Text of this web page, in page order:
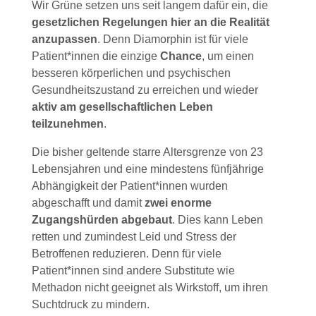
Wir Grüne setzen uns seit langem dafür ein, die
gesetzlichen Regelungen hier an die Realität
anzupassen. Denn Diamorphin ist für viele
Patient*innen die einzige Chance, um einen
besseren körperlichen und psychischen
Gesundheitszustand zu erreichen und wieder
aktiv am gesellschaftlichen Leben
teilzunehmen.
Die bisher geltende starre Altersgrenze von 23
Lebensjahren und eine mindestens fünfjährige
Abhängigkeit der Patient*innen wurden
abgeschafft und damitzwei enorme
Zugangshürden abgebaut. Dies kann Leben
retten und zumindest Leid und Stress der
Betroffenen reduzieren. Denn für viele
Patient*innen sind andere Substitute wie
Methadon nicht geeignet als Wirkstoff, um ihren
Suchtdruck zu mindern.